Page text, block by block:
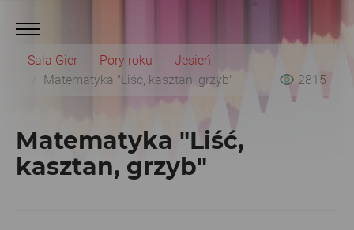
Sala Gier Pory roku
Jesień
Matematyka "Liść, kasztan, grzyb"
2815
Matematyka "Liść,
kasztan, grzyb"